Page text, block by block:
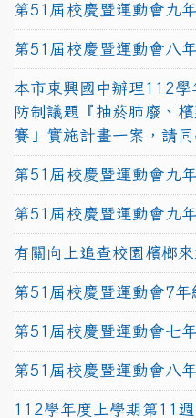
第51屆校慶暨運動會九
第51屆校慶暨運動會八
本市東興國中辦理112
防制議題『抽菸肺廢、
賽」實施計畫一案，請
第51屆校慶暨運動會九
第51屆校慶暨運動會九
有關向上追查校園檳榔
第51屆校慶暨運動會7
第51屆校慶暨運動會七
第51屆校慶暨運動會八
112學年度上學期第11